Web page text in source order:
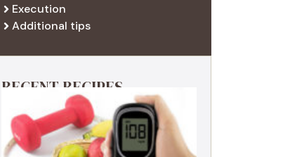
Execution
Additional tips
RECENT RECIPES